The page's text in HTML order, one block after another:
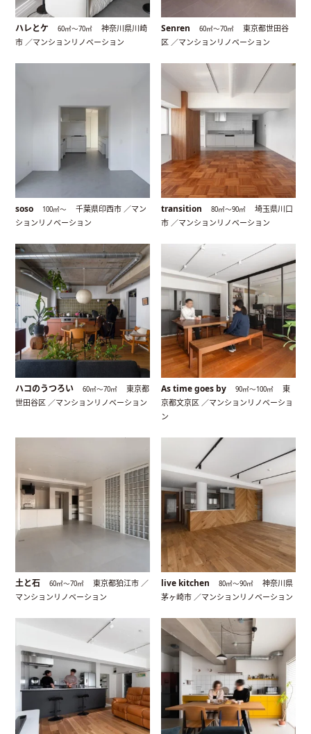
ハレとケ 60㎡〜70㎡
神奈川県川崎
市 ／マンションリノベーション
Senren 60㎡〜70㎡
東京都世田谷
区 ／マンションリノベーション
soso 100㎡〜
千葉県印西市 ／マン
ションリノベーション
transition 80㎡〜90㎡
埼玉県川口
市 ／マンションリノベーション
ハコのうつろい 60㎡〜70㎡
東京都
世田谷区 ／マンションリノベーション
As time goes by 90㎡〜100㎡
東
京都文京区 ／マンションリノベーショ
ン
土と石 60㎡〜70㎡
東京都狛江市 ／
マンションリノベーション
live kitchen 80㎡〜90㎡
神奈川県
茅ヶ崎市 ／マンションリノベーション